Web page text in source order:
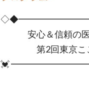
安心＆信頼の医
第2回東京ここ
💓